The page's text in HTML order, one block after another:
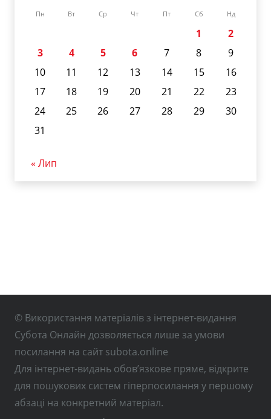
Пн Вт Ср Чт Пт Сб Нд
1
2
3
4 5 6 7 8
9
10
11 12 13 14 15
16
17
18 19 20 21 22
23
24
25 26 27 28 29
30
31
« Лип
© Використання матеріалів з інтернет-видання
Субота Онлайн дозволяється лише за умови
посилання на сайт subota.online
Для інтернет-видань обов’язкове пряме, відкрите
для пошукових систем гіперпосилання у першому
абзаці на конкретний матеріал.